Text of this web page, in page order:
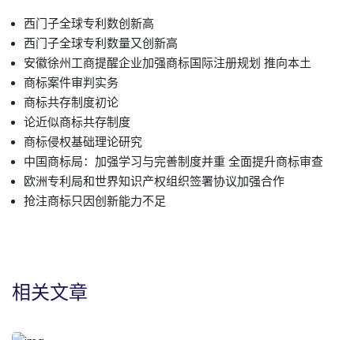
西门子全球专利数创新高
西门子全球专利数量又创新高
安徽徐州工商提醒企业加强商标国际注册规划 推向本土
商标案件审判实务
商标共存制度初论
论近似商标共存制度
商标侵权基础理论研究
中国商标局：加强学习与完善制度并重 全面提升商标审查
欧洲专利局和世界知识产权组织签署协议加强合作
抢注商标只因创新能力不足
相关文章